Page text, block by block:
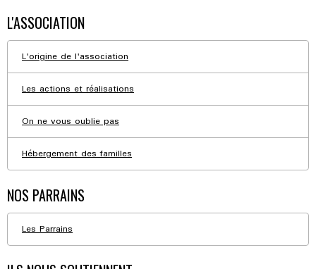
L'ASSOCIATION
L'origine de l'association
Les actions et réalisations
On ne vous oublie pas
Hébergement des familles
NOS PARRAINS
Les Parrains